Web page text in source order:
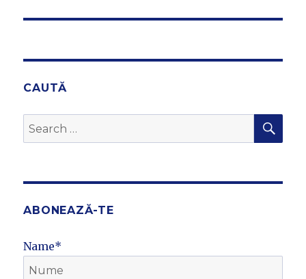
CAUTĂ
Search
for:
ABONEAZĂ-TE
Name*